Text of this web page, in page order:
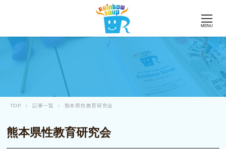
MENU
TOP 記事一覧 熊本県性教育研究会
熊本県性教育研究会